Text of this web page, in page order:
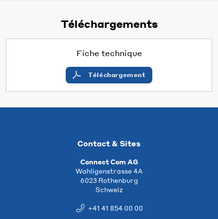
Téléchargements
Fiche technique
Téléchargement
Contact & Sites
Connect Com AG
Wahligenstrasse 4A
6023 Rothenburg
Schweiz
+41 41 854 00 00